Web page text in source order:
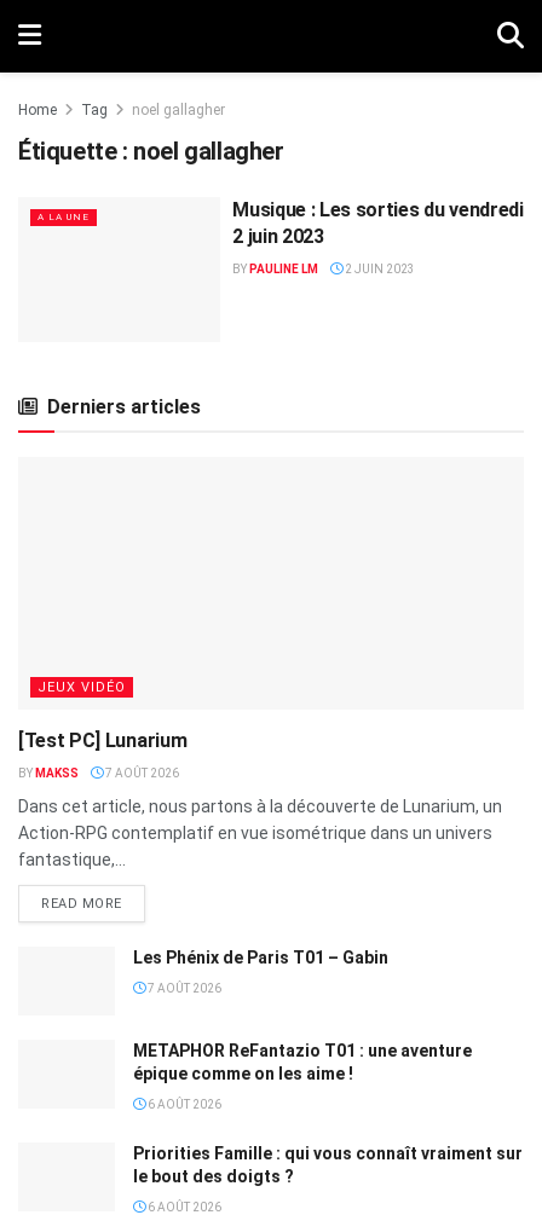
Home Tag noel gallagher
Étiquette : noel gallagher
A LA UNE
Musique : Les sorties du vendredi
2 juin 2023
BY PAULINE LM 2 JUIN 2023
Derniers articles
JEUX VIDÉO
[Test PC] Lunarium
BY MAKSS 7 AOÛT 2026
Dans cet article, nous partons à la découverte de Lunarium, un
Action-RPG contemplatif en vue isométrique dans un univers
fantastique,...
READ MORE
Les Phénix de Paris T01 – Gabin
7 AOÛT 2026
METAPHOR ReFantazio T01 : une aventure
épique comme on les aime !
6 AOÛT 2026
Priorities Famille : qui vous connaît vraiment sur
le bout des doigts ?
6 AOÛT 2026